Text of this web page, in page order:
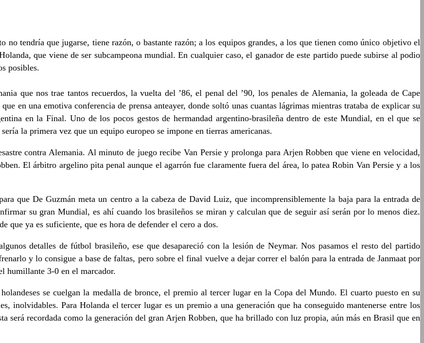
no tendría que jugarse, tiene razón, o bastante razón; a los equipos grandes, a los que tienen como único objetivo el
que viene de ser subcampeona mundial. En cualquier caso, el ganador de este partido puede subirse al podio
posibles.
que nos trae tantos recuerdos, la vuelta del ’86, el penal del ’90, los penales de Alemania, la goleada de Cape
en una emotiva conferencia de prensa anteayer, donde soltó unas cuantas lágrimas mientras trataba de explicar su
en la Final. Uno de los pocos gestos de hermandad argentino-brasileña dentro de este Mundial, en el que se
la primera vez que un equipo europeo se impone en tierras americanas.
contra Alemania. Al minuto de juego recibe Van Persie y prolonga para Arjen Robben que viene en velocidad,
El árbitro argelino pita penal aunque el agarrón fue claramente fuera del área, lo patea Robin Van Persie y a los
que De Guzmán meta un centro a la cabeza de David Luiz, que incomprensiblemente la baja para la entrada de
su gran Mundial, es ahí cuando los brasileños se miran y calculan que de seguir así serán por lo menos diez.
que ya es suficiente, que es hora de defender el cero a dos.
detalles de fútbol brasileño, ese que desapareció con la lesión de Neymar. Nos pasamos el resto del partido
y lo consigue a base de faltas, pero sobre el final vuelve a dejar correr el balón para la entrada de Janmaat por
humillante 3-0 en el marcador.
se cuelgan la medalla de bronce, el premio al tercer lugar en la Copa del Mundo. El cuarto puesto en su
inolvidables. Para Holanda el tercer lugar es un premio a una generación que ha conseguido mantenerse entre los
será recordada como la generación del gran Arjen Robben, que ha brillado con luz propia, aún más en Brasil que en